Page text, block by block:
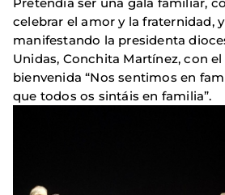
celebrar el amor y la fraternidad,
manifestando la presidenta
Unidas, Conchita Martínez, con
bienvenida “Nos sentimos en
que todos os sintáis en familia”.